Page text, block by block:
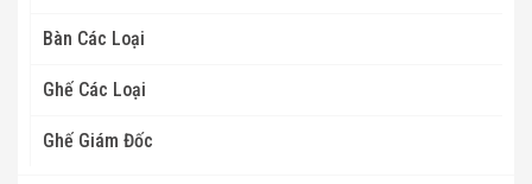
Bàn Các Loại
Ghế Các Loại
Ghế Giám Đốc